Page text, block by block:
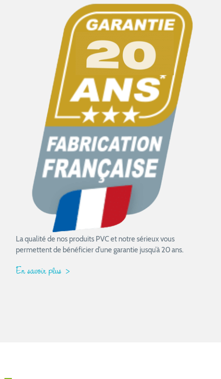
La qualité de nos produits PVC et notre sérieux vous
permettent de bénéficier d’une garantie jusqu’à 20 ans.
En savoir plus